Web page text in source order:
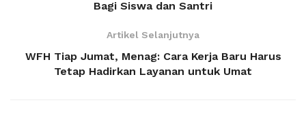
Bagi Siswa dan Santri
Artikel Selanjutnya
WFH Tiap Jumat, Menag: Cara Kerja Baru Harus
Tetap Hadirkan Layanan untuk Umat